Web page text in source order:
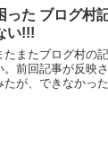
録の手順と正しい
ます。
った ブログ村
い!!!
たまたブログ村の
。前回記事が反映
たが、できなかっ